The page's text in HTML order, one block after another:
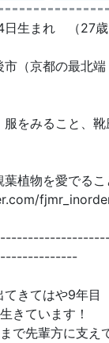
日生まれ （27歳
（京都の最北端
をみること、
植物を愛でるこ
きてはや9年目
きています！
で先輩方に支え